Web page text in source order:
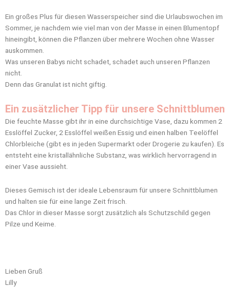
Ein großes Plus für diesen Wasserspeicher sind die Urlaubswochen im
Sommer, je nachdem wie viel man von der Masse in einen Blumentopf
hineingibt, können die Pflanzen über mehrere Wochen ohne Wasser
auskommen.
Was unseren Babys nicht schadet, schadet auch unseren Pflanzen
nicht.
Denn das Granulat ist nicht giftig.
Ein zusätzlicher Tipp für unsere Schnittblumen
Die feuchte Masse gibt ihr in eine durchsichtige Vase, dazu kommen 2
Esslöffel Zucker, 2 Esslöffel weißen Essig und einen halben Teelöffel
Chlorbleiche (gibt es in jeden Supermarkt oder Drogerie zu kaufen). Es
entsteht eine kristallähnliche Substanz, was wirklich hervorragend in
einer Vase aussieht.
Dieses Gemisch ist der ideale Lebensraum für unsere Schnittblumen
und halten sie für eine lange Zeit frisch.
Das Chlor in dieser Masse sorgt zusätzlich als Schutzschild gegen
Pilze und Keime.
Lieben Gruß
Lilly